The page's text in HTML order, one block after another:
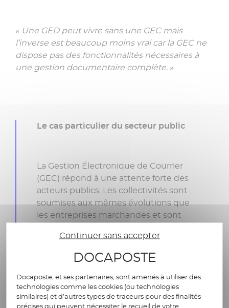
« Une GED peut vivre sans une GEC mais
l’inverse est beaucoup moins vrai car la GEC ne
dispose pas des fonctionnalités nécessaires à
une gestion documentaire complète. »
Le cas particulier du secteur public
La Gestion Électronique de Courrier
(GEC) répond à une attente forte des
acteurs publics. Les collectivités sont
soumises aux mêmes évolutions que
les entreprises marchandes et sont
des comportements. Le client /usager
a aujourd’hui des attentes
particulières qu’il impose aux sociétés
et transpose, en tant que citoyen, aux
administrations.
Continuer sans accepter
DOCAPOSTE
Docaposte, et ses partenaires, sont amenés à utiliser des
technologies comme les cookies (ou technologies
similaires) et d’autres types de traceurs pour des finalités
précises qui peuvent nécessiter le recueil de votre